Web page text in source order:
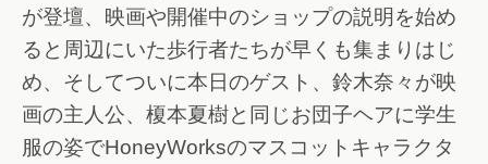
が登壇、映画や開催中のショップの説明を始め
ると周辺にいた歩行者たちが早くも集まりはじ
め、そしてついに本日のゲスト、鈴木奈々が映
画の主人公、榎本夏樹と同じお団子ヘアに学生
服の姿でHoneyWorksのマスコットキャラクタ